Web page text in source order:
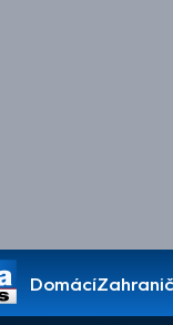
Domácí
Pořady